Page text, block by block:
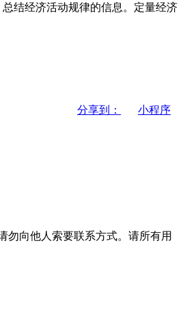
结经济活动规律的信息。定量经济
分享到：
小程序
勿向他人索要联系方式。请所有用